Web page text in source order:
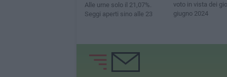
Alle urne solo il 21,07%.
Seggi aperti sino alle 23
voto in vista dei
giugno 2024